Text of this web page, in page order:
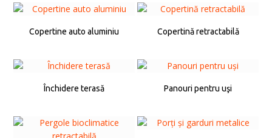
Copertine auto aluminiu Copertină retractabilă
Închidere terasă Panouri pentru uşi